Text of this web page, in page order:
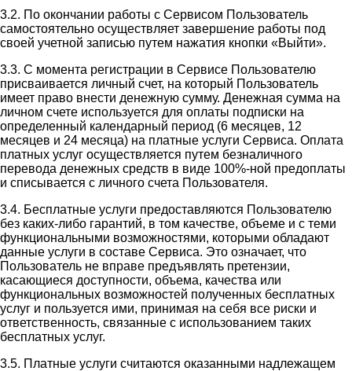
3.2. По окончании работы с Сервисом Пользователь
самостоятельно осуществляет завершение работы под
своей учетной записью путем нажатия кнопки «Выйти».
3.3. С момента регистрации в Сервисе Пользователю
присваивается личный счет, на который Пользователь
имеет право внести денежную сумму. Денежная сумма на
личном счете используется для оплаты подписки на
определенный календарный период (6 месяцев, 12
месяцев и 24 месяца) на платные услуги Сервиса. Оплата
платных услуг осуществляется путем безналичного
перевода денежных средств в виде 100%-ной предоплаты
и списывается с личного счета Пользователя.
3.4. Бесплатные услуги предоставляются Пользователю
без каких-либо гарантий, в том качестве, объеме и с теми
функциональными возможностями, которыми обладают
данные услуги в составе Сервиса. Это означает, что
Пользователь не вправе предъявлять претензии,
касающиеся доступности, объема, качества или
функциональных возможностей полученных бесплатных
услуг и пользуется ими, принимая на себя все риски и
ответственность, связанные с использованием таких
бесплатных услуг.
3.5. Платные услуги считаются оказанными надлежащем